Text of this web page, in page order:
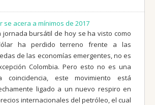
se acera a mínimos de 2017
jornada bursátil de hoy se ha visto como
ha perdido terreno frente a las
de las economías emergentes, no es
Colombia. Pero esto no es una
coincidencia, este movimiento está
ligado a un nuevo respiro en
internacionales del petróleo, el cual